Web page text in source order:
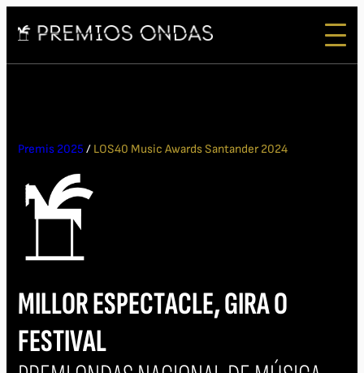
Premis 2025 / LOS40 Music Awards Santander 2024
MILLOR ESPECTACLE, GIRA O
FESTIVAL